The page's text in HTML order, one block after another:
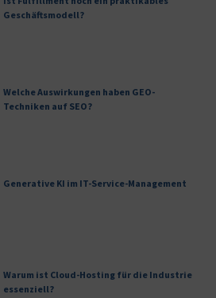
Geschäftsmodell?
Welche Auswirkungen haben GEO-
Techniken auf SEO?
Generative KI im IT-Service-Management
Warum ist Cloud-Hosting für die Industrie
essenziell?